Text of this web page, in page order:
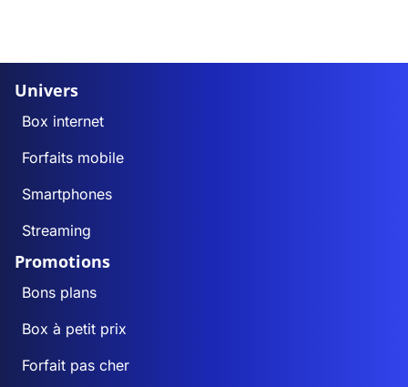
Univers
Box internet
Forfaits mobile
Smartphones
Streaming
Promotions
Bons plans
Box à petit prix
Forfait pas cher